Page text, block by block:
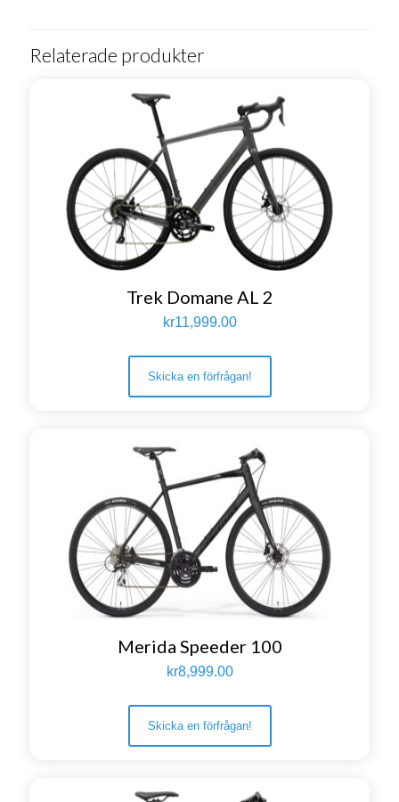
Relaterade produkter
Trek Domane AL 2
kr11,999.00
Skicka en förfrågan!
Merida Speeder 100
kr8,999.00
Skicka en förfrågan!